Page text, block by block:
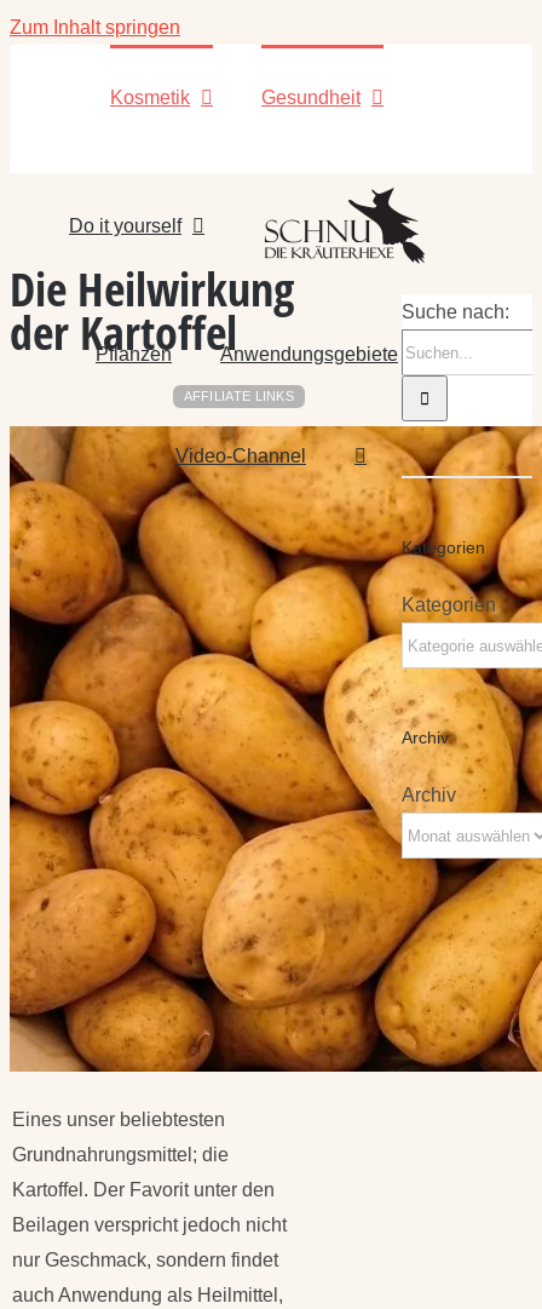
Zum Inhalt springen
Kosmetik Gesundheit
Do it yourself
Pflanzen Anwendungsgebiete
Video-Channel
Die Heilwirkung
der Kartoffel
AFFILIATE LINKS
Eines unser beliebtesten
Grundnahrungsmittel; die
Kartoffel. Der Favorit unter den
Beilagen verspricht jedoch nicht
nur Geschmack, sondern findet
auch Anwendung als Heilmittel,
Suche nach:
Kategorien
Kategorien
Archiv
Archiv